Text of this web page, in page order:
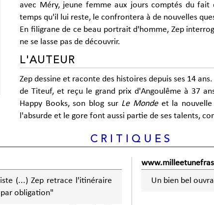
avec Méry, jeune femme aux jours comptés du
temps qu'il lui reste, le confrontera à de nouvelles
En filigrane de ce beau portrait d'homme, Zep
ne se lasse pas de découvrir.
L'AUTEUR
Zep dessine et raconte des histoires depuis ses 14
de Titeuf, et reçu le grand prix d'Angoulême à 37
Happy Books, son blog sur Le Monde et la
l'absurde et le gore font aussi partie de ses talents,
CRITIQUES
(...) Zep retrace l'itinéraire
obligation"
Un bien bel